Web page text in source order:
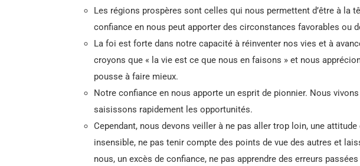
Les régions prospères sont celles qui nous permettent d’être à la
confiance en nous peut apporter des circonstances favorables ou
La foi est forte dans notre capacité à réinventer nos vies et à
croyons que « la vie est ce que nous en faisons » et nous
pousse à faire mieux.
Notre confiance en nous apporte un esprit de pionnier. Nous
saisissons rapidement les opportunités.
Cependant, nous devons veiller à ne pas aller trop loin, une attitude
insensible, ne pas tenir compte des points de vue des autres et
nous, un excès de confiance, ne pas apprendre des erreurs